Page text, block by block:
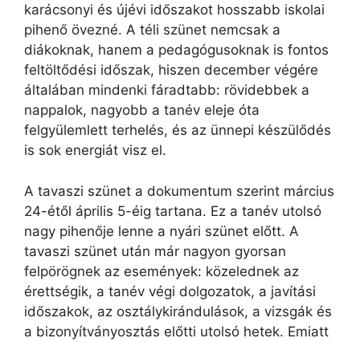
karácsonyi és újévi időszakot hosszabb iskolai
pihenő övezné. A téli szünet nemcsak a
diákoknak, hanem a pedagógusoknak is fontos
feltöltődési időszak, hiszen december végére
általában mindenki fáradtabb: rövidebbek a
nappalok, nagyobb a tanév eleje óta
felgyülemlett terhelés, és az ünnepi készülődés
is sok energiát visz el.
A tavaszi szünet a dokumentum szerint március
24-étől április 5-éig tartana. Ez a tanév utolsó
nagy pihenője lenne a nyári szünet előtt. A
tavaszi szünet után már nagyon gyorsan
felpörögnek az események: közelednek az
érettségik, a tanév végi dolgozatok, a javítási
időszakok, az osztálykirándulások, a vizsgák és
a bizonyítványosztás előtti utolsó hetek. Emiatt